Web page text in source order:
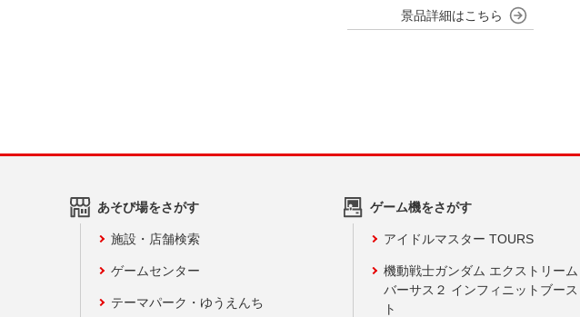
あそび場をさがす
施設・店舗検索
ゲームセンター
テーマパーク・ゆうえんち
ゲーム機をさがす
アイドルマスター TOURS
機動戦士ガンダム エクストリーム
バーサス２ インフィニットブース
ト